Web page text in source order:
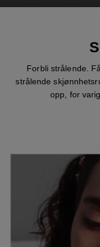
Forbli strålende.
strålende
opp, for